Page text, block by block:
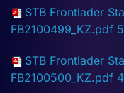
STB Frontlader
FB2100499_KZ.pdf
STB Frontlader
FB2100500_KZ.pdf